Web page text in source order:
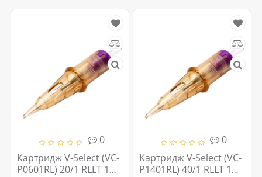
0
Картридж V-Select (VC-
P0601RL) 20/1 RLLT 1
0
Картридж V-Select (VC-
P1401RL) 40/1 RLLT 1